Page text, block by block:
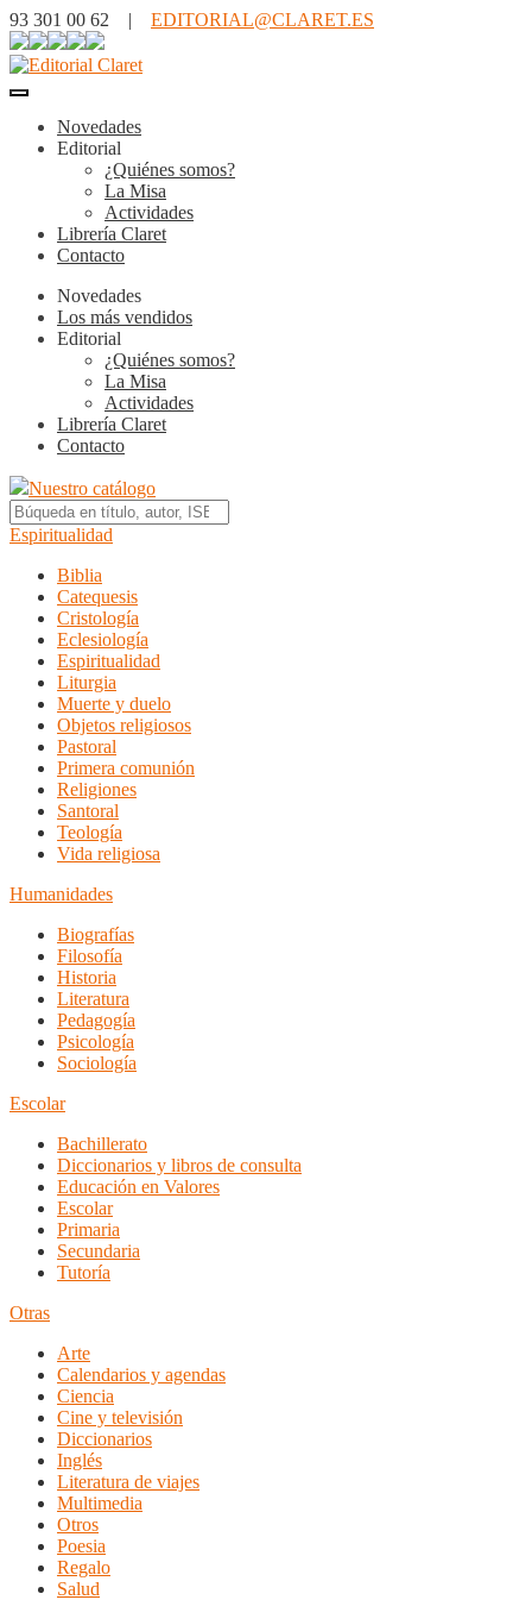
93 301 00 62 | EDITORIAL@CLARET.ES
Novedades
Editorial
¿Quiénes somos?
La Misa
Actividades
Librería Claret
Contacto
Novedades
Los más vendidos
Editorial
¿Quiénes somos?
La Misa
Actividades
Librería Claret
Contacto
Nuestro catálogo
Espiritualidad
Biblia
Catequesis
Cristología
Eclesiología
Espiritualidad
Liturgia
Muerte y duelo
Objetos religiosos
Pastoral
Primera comunión
Religiones
Santoral
Teología
Vida religiosa
Humanidades
Biografías
Filosofía
Historia
Literatura
Pedagogía
Psicología
Sociología
Escolar
Bachillerato
Diccionarios y libros de consulta
Educación en Valores
Escolar
Primaria
Secundaria
Tutoría
Otras
Arte
Calendarios y agendas
Ciencia
Cine y televisión
Diccionarios
Inglés
Literatura de viajes
Multimedia
Otros
Poesia
Regalo
Salud